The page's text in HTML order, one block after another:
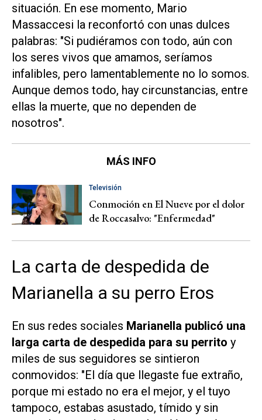
situación. En ese momento, Mario
Massaccesi la reconfortó con unas dulces
palabras: "Si pudiéramos con todo, aún con
los seres vivos que amamos, seríamos
infalibles, pero lamentablemente no lo somos.
Aunque demos todo, hay circunstancias, entre
ellas la muerte, que no dependen de
nosotros".
MÁS INFO
Televisión
Conmoción en El Nueve por el dolor
de Roccasalvo: "Enfermedad"
La carta de despedida de
Marianella a su perro Eros
En sus redes sociales Marianella publicó una
larga carta de despedida para su perrito y
miles de sus seguidores se sintieron
conmovidos: "El día que llegaste fue extraño,
porque mi estado no era el mejor, y el tuyo
tampoco, estabas asustado, tímido y sin